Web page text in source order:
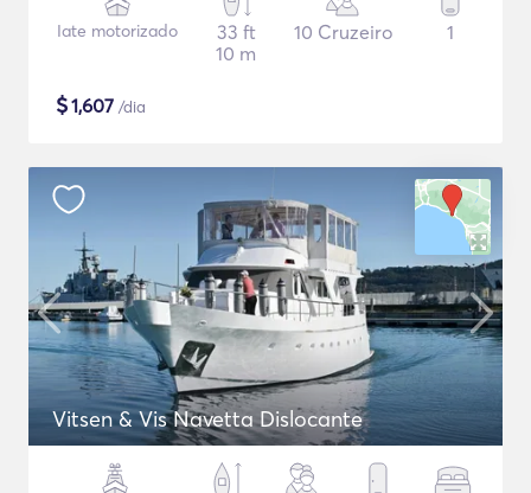
Iate motorizado
33 ft
10 m
10 Cruzeiro 1
$1,607 /dia
Vitsen & Vis Navetta Dislocante